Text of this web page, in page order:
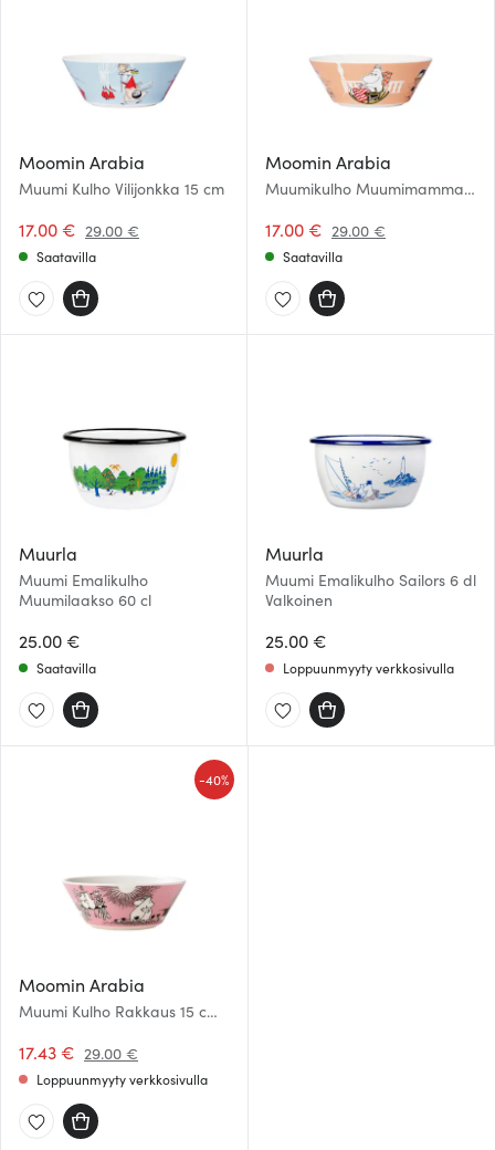
Moomin Arabia
Muumi Kulho Vilijonkka 15 cm
17.00 € 29.00 €
Saatavilla
Moomin Arabia
Muumikulho Muumimamma
17.00 € 29.00 €
Saatavilla
Muurla
Muumi Emalikulho
Muumilaakso 60 cl
25.00 €
Saatavilla
Muurla
Muumi Emalikulho Sailors 6 dl
Valkoinen
25.00 €
Loppuunmyyty verkkosivulla
Moomin Arabia
Muumi Kulho Rakkaus 15 cm
17.43 € 29.00 €
-40%
Loppuunmyyty verkkosivulla